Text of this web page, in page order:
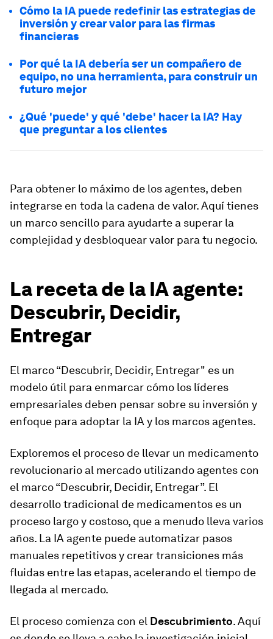
Cómo la IA puede redefinir las estrategias de
inversión y crear valor para las firmas
financieras
Por qué la IA debería ser un compañero de
equipo, no una herramienta, para construir un
futuro mejor
¿Qué 'puede' y qué 'debe' hacer la IA? Hay
que preguntar a los clientes
Para obtener lo máximo de los agentes, deben
integrarse en toda la cadena de valor. Aquí tienes
un marco sencillo para ayudarte a superar la
complejidad y desbloquear valor para tu negocio.
La receta de la IA agente:
Descubrir, Decidir,
Entregar
El marco “Descubrir, Decidir, Entregar" es un
modelo útil para enmarcar cómo los líderes
empresariales deben pensar sobre su inversión y
enfoque para adoptar la IA y los marcos agentes.
Exploremos el proceso de llevar un medicamento
revolucionario al mercado utilizando agentes con
el marco “Descubrir, Decidir, Entregar”. El
desarrollo tradicional de medicamentos es un
proceso largo y costoso, que a menudo lleva varios
años. La IA agente puede automatizar pasos
manuales repetitivos y crear transiciones más
fluidas entre las etapas, acelerando el tiempo de
llegada al mercado.
El proceso comienza con el Descubrimiento. Aquí